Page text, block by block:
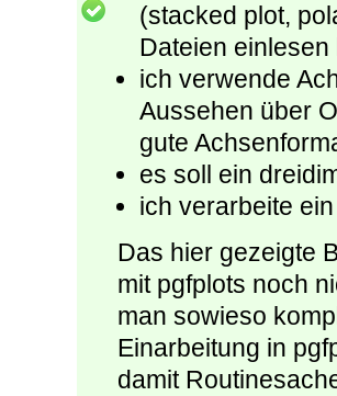
(stacked plot,
Dateien
ich verwende
Aussehen über
gute
es soll ein
ich verarbeite
Das hier gezeigte
mit pgfplots noch
man sowieso
Einarbeitung in
damit